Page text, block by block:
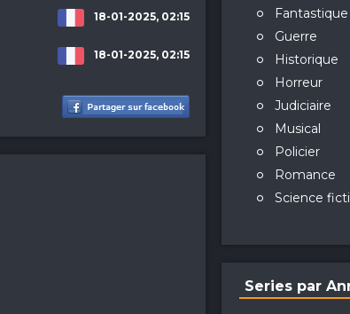
18-01-2025, 02:15
18-01-2025, 02:15
Fantastique
Guerre
Historique
Horreur
Judiciaire
Musical
Policier
Romance
Science
Series par